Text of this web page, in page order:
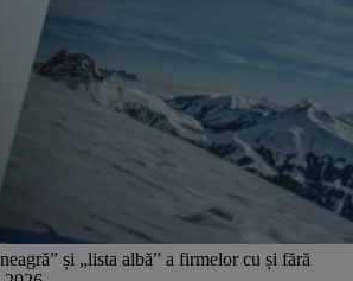
și „lista albă” a firmelor cu și fără